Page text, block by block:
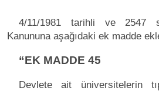
4/11/1981 tarihli ve 2547
Kanununa aşağıdaki ek madde
“EK MADDE 45
Devlete ait üniversitelerin